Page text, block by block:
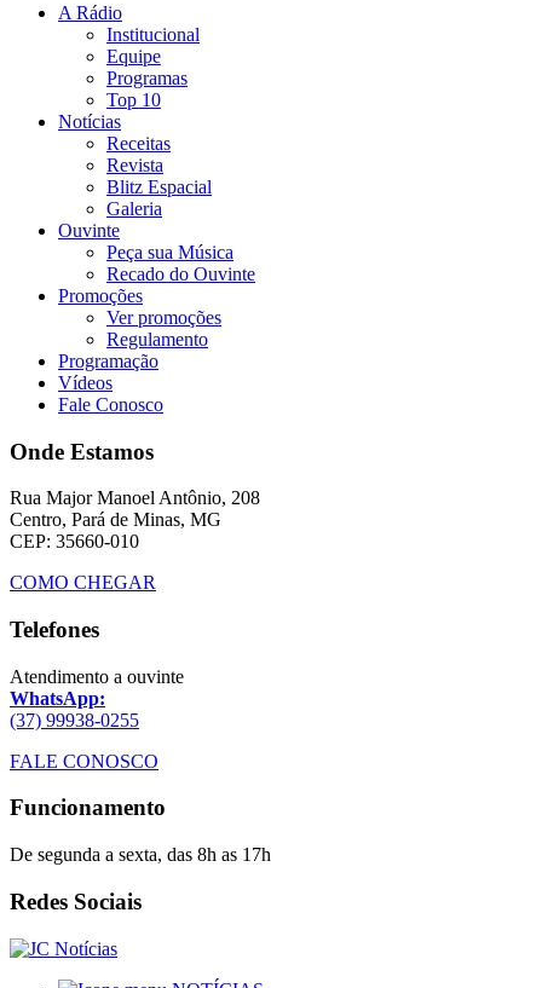
A Rádio
Institucional
Equipe
Programas
Top 10
Notícias
Receitas
Revista
Blitz Espacial
Galeria
Ouvinte
Peça sua Música
Recado do Ouvinte
Promoções
Ver promoções
Regulamento
Programação
Vídeos
Fale Conosco
Onde Estamos
Rua Major Manoel Antônio, 208
Centro, Pará de Minas, MG
CEP: 35660-010
COMO CHEGAR
Telefones
Atendimento a ouvinte
WhatsApp:
(37) 99938-0255
FALE CONOSCO
Funcionamento
De segunda a sexta, das 8h as 17h
Redes Sociais